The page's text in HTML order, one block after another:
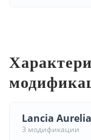
Lancia
3 модификации